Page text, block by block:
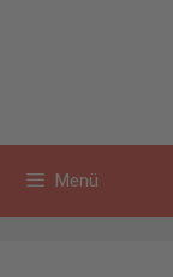
Menü